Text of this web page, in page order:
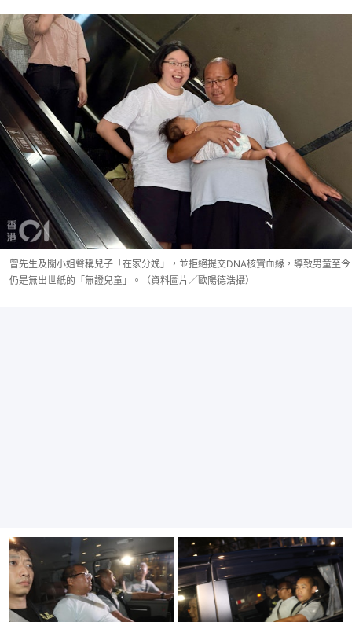
曾先生及關小姐聲稱兒子「在家分娩」，並拒絕提交DNA核實血緣，導致男童至今
仍是無出世紙的「無證兒童」。（資料圖片／歐陽德浩攝）